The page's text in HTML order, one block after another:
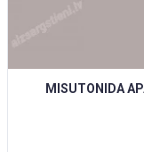
MISUTONIDA